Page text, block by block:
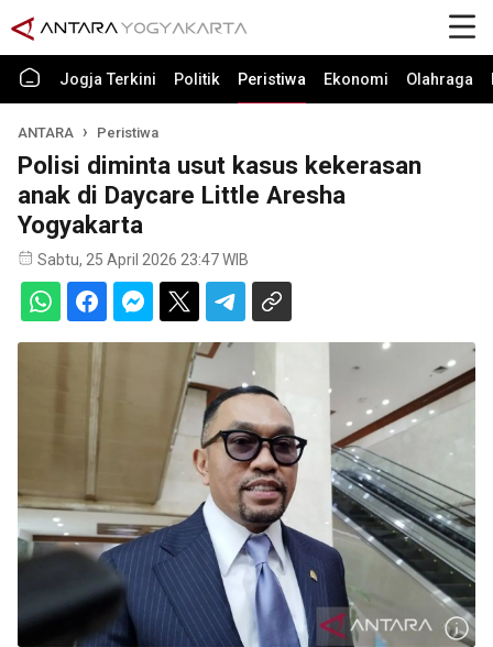
Jogja Terkini Politik Peristiwa Ekonomi Olahraga
ANTARA Peristiwa
Polisi diminta usut kasus kekerasan
anak di Daycare Little Aresha
Yogyakarta
Sabtu, 25 April 2026 23:47 WIB